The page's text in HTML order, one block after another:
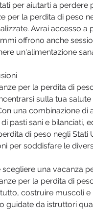
per aiutarti a perdere
per la perdita di peso
Avrai accesso
offrono anche
un'alimentazione
per la perdita di
sulla tua
una combinazione di
pasti sani e bilanciati,
di peso negli
per soddisfare le
scegliere una vacanza
per la perdita di
costruire muscoli
guidate da istruttori